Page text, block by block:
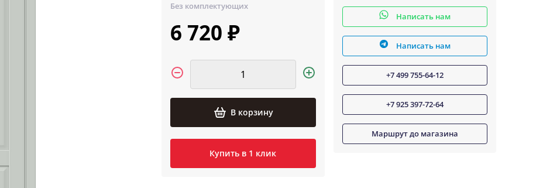
Без комплектующих
6 720 ₽
В корзину
Купить в 1 клик
Написать нам
Написать нам
+7 499 755-64-12
+7 925 397-72-64
Маршрут до магазина